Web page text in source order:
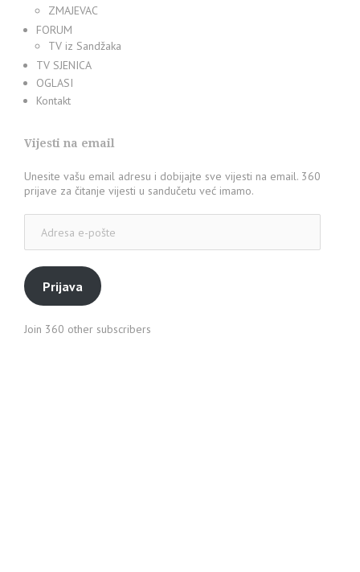
ZMAJEVAC
FORUM
TV iz Sandžaka
TV SJENICA
OGLASI
Kontakt
Vijesti na email
Unesite vašu email adresu i dobijajte sve vijesti na email. 360
prijave za čitanje vijesti u sandučetu već imamo.
pošte
Prijava
Join 360 other subscribers